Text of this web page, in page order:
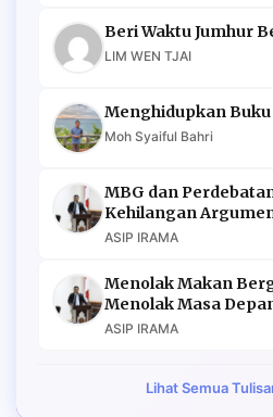
Beri Waktu Jumhur
LIM WEN TJAI
Menghidupkan Buku
Moh Syaiful Bahri
MBG dan
Kehilangan
ASIP IRAMA
Menolak Makan
Menolak Masa
ASIP IRAMA
Lihat Semua